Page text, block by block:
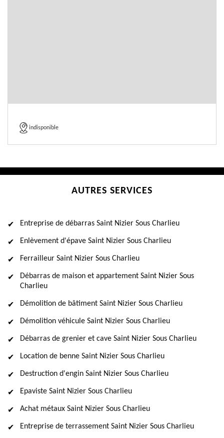
indisponible
AUTRES SERVICES
Entreprise de débarras Saint Nizier Sous Charlieu
Enlèvement d'épave Saint Nizier Sous Charlieu
Ferrailleur Saint Nizier Sous Charlieu
Débarras de maison et appartement Saint Nizier Sous
Charlieu
Démolition de bâtiment Saint Nizier Sous Charlieu
Démolition véhicule Saint Nizier Sous Charlieu
Débarras de grenier et cave Saint Nizier Sous Charlieu
Location de benne Saint Nizier Sous Charlieu
Destruction d'engin Saint Nizier Sous Charlieu
Epaviste Saint Nizier Sous Charlieu
Achat métaux Saint Nizier Sous Charlieu
Entreprise de terrassement Saint Nizier Sous Charlieu